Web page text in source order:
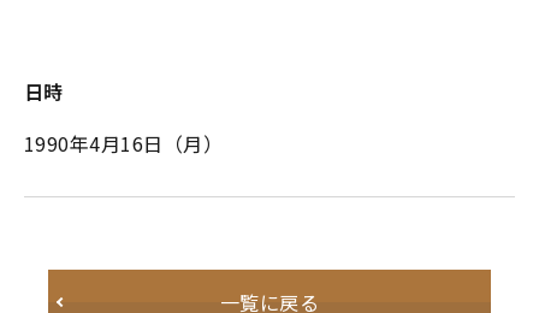
日時
1990年4月16日（月）
一覧に戻る